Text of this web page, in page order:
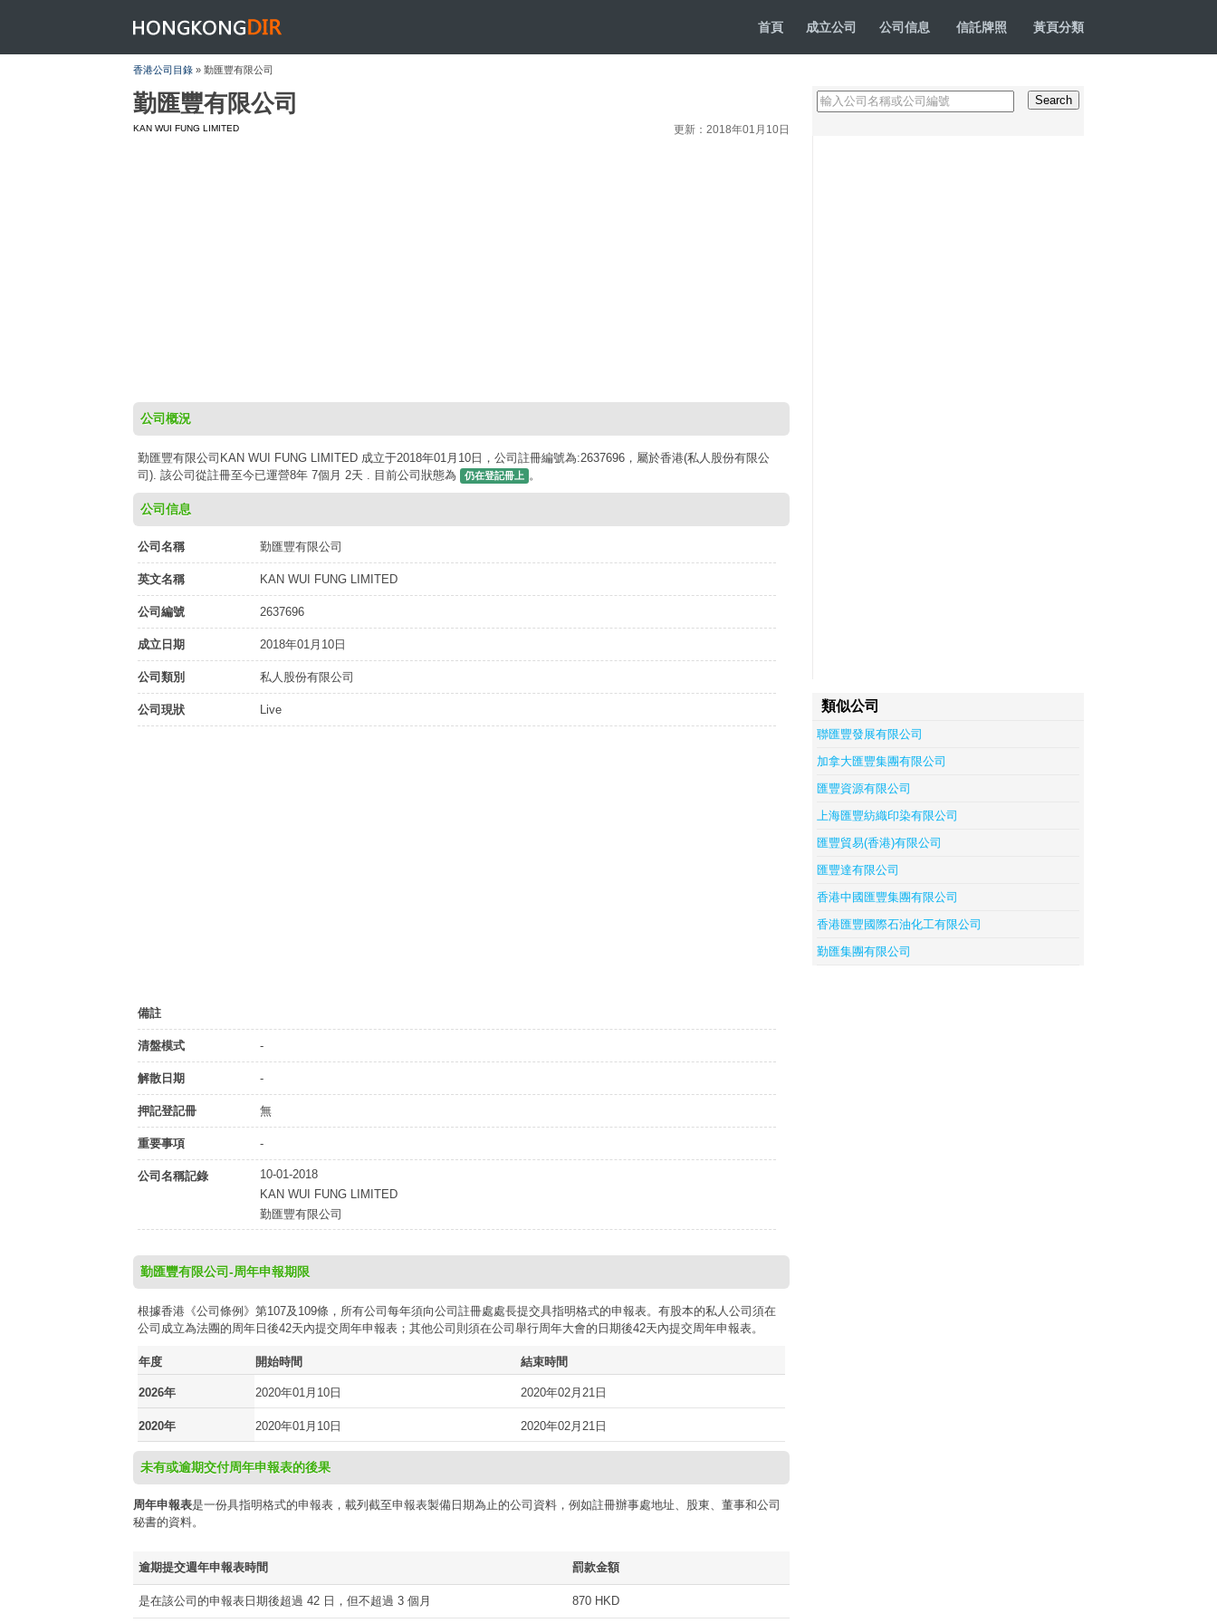
HONGKONGDIR 首頁 成立公司 公司信息 信託牌照 黃頁分類
香港公司目錄 » 勤匯豐有限公司
勤匯豐有限公司
KAN WUI FUNG LIMITED 更新：2018年01月10日
公司概況
勤匯豐有限公司KAN WUI FUNG LIMITED 成立于2018年01月10日，公司註冊編號為:2637696，屬於香港(私人股份有限公
司). 該公司從註冊至今已運營8年 7個月 2天 . 目前公司狀態為
仍在登記冊上 。
公司信息
公司名稱 勤匯豐有限公司
英文名稱 KAN WUI FUNG LIMITED
公司編號 2637696
成立日期 2018年01月10日
公司類別 私人股份有限公司
公司現狀 Live
備註
清盤模式 -
解散日期 -
押記登記冊 無
重要事項 -
公司名稱記錄
10-01-2018
KAN WUI FUNG LIMITED
勤匯豐有限公司
勤匯豐有限公司-周年申報期限
根據香港《公司條例》第107及109條，所有公司每年須向公司註冊處處長提交具指明格式的申報表。有股本的私人公司須在
公司成立為法團的周年日後42天內提交周年申報表；其他公司則須在公司舉行周年大會的日期後42天內提交周年申報表。
年度 開始時間 結束時間
2026年 2020年01月10日 2020年02月21日
2020年 2020年01月10日 2020年02月21日
未有或逾期交付周年申報表的後果
周年申報表是一份具指明格式的申報表，載列截至申報表製備日期為止的公司資料，例如註冊辦事處地址、股東、董事和公司
秘書的資料。
逾期提交週年申報表時間 罰款金額
是在該公司的申報表日期後超過 42 日，但不超過 3 個月 870 HKD
類似公司
聯匯豐發展有限公司
加拿大匯豐集團有限公司
匯豐資源有限公司
上海匯豐紡織印染有限公司
匯豐貿易(香港)有限公司
匯豐達有限公司
香港中國匯豐集團有限公司
香港匯豐國際石油化工有限公司
勤匯集團有限公司